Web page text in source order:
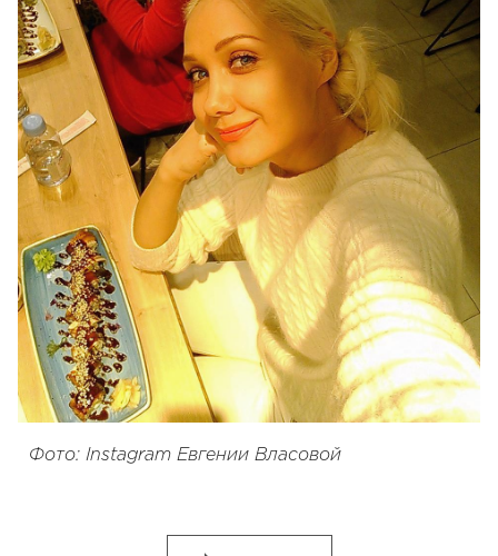
Фото: Instagram Евгении Власовой